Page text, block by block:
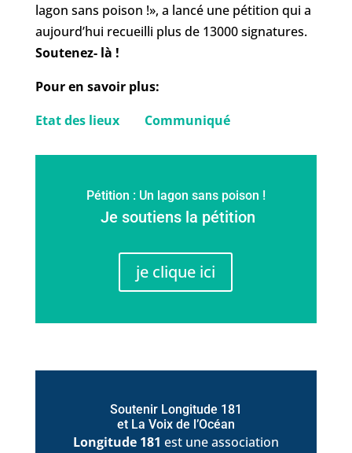
lagon sans poison !», a lancé une pétition qui a
aujourd’hui recueilli plus de 13000 signatures.
Soutenez- là !
Pour en savoir plus:
Etat des lieux
Communiqué
Pétition : Un lagon sans poison !
Je soutiens la pétition
je clique ici
Soutenir Longitude 181
et La Voix de l’Océan
Longitude 181 est une association